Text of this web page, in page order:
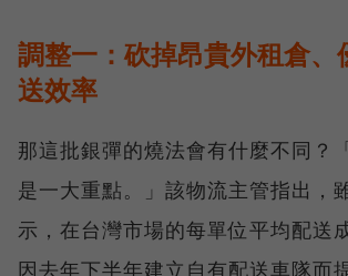
調整一：砍掉昂貴外租倉、
送效率
那這批銀彈的燒法會有什麼不同？
是一大重點。」該物流主管指出，
示，在台灣市場的每單位平均配送
因去年下半年建立自有配送車隊而